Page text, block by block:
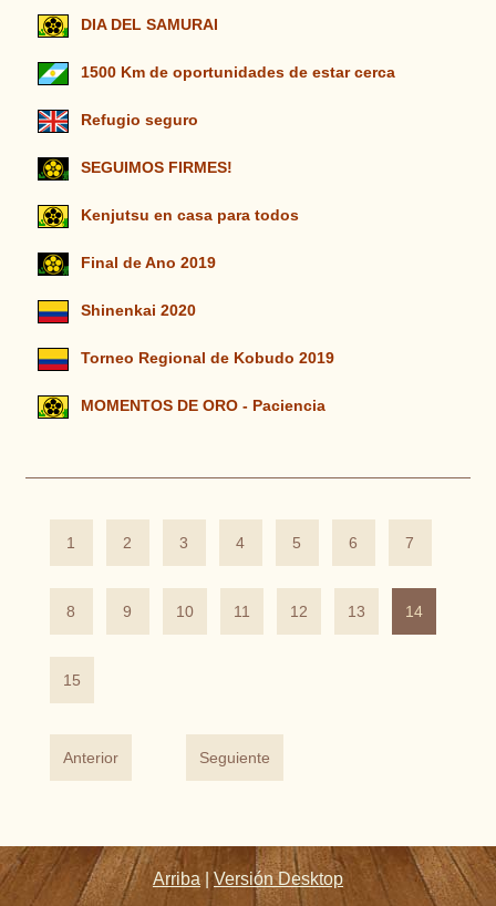
DIA DEL SAMURAI
1500 Km de oportunidades de estar cerca
Refugio seguro
SEGUIMOS FIRMES!
Kenjutsu en casa para todos
Final de Ano 2019
Shinenkai 2020
Torneo Regional de Kobudo 2019
MOMENTOS DE ORO - Paciencia
1 2 3 4 5 6 7
8 9 10 11 12 13 14
15
Anterior Seguiente
Arriba |Versión Desktop